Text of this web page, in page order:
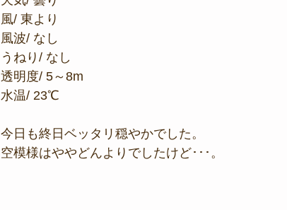
風/ 東より
風波/ なし
うねり/ なし
透明度/ 5～8m
水温/ 23℃
今日も終日ベッタリ穏やかでした。
空模様はややどんよりでしたけど･･･。